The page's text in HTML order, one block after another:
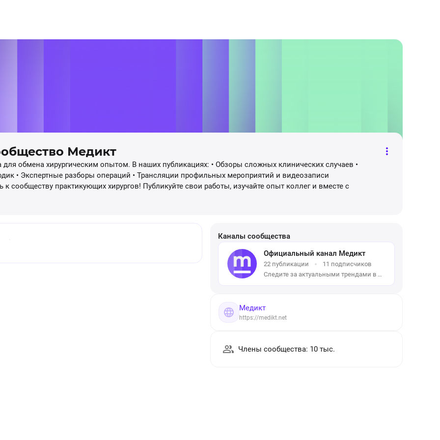
Медикт
обмена хирургическим опытом. В наших публикациях: • Обзоры сложных клинических случаев •
• Экспертные разборы операций • Трансляции профильных мероприятий и видеозаписи
сообществу практикующих хирургов! Публикуйте свои работы, изучайте опыт коллег и вместе с
Каналы сообщества
Официальный канал Медикт
22 публикации
11 подписчиков
Следите за актуальными трендами в медицине. Мы публикуем самые свежие материалы о современных медицинских технологиях, методиках хирургических операций и научных достижениях. Всё, что формирует будущее медицины — в одном месте.
Медикт
https://medikt.net
Члены сообщества: 10 тыс.